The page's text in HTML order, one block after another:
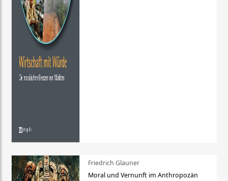
Friedrich Glauner
Moral und Vernunft im Anthropozän